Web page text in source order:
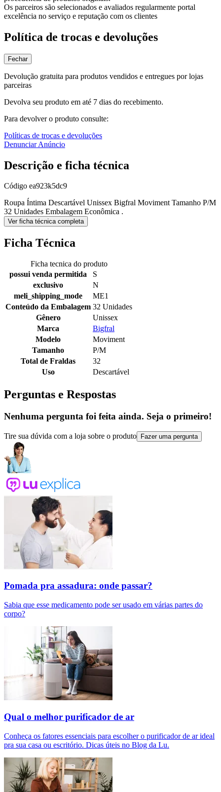
Os parceiros são selecionados e avaliados regularmente portal
excelência no serviço e reputação com os clientes
Política de trocas e devoluções
Fechar
Devolução gratuita para produtos vendidos e entregues por lojas
parceiras
Devolva seu produto em até 7 dias do recebimento.
Para devolver o produto consulte:
Políticas de trocas e devoluções
Denunciar Anúncio
Descrição e ficha técnica
Código ea923k5dc9
Roupa Íntima Descartável Unissex Bigfral Moviment Tamanho P/M
32 Unidades Embalagem Econômica .
Ver ficha técnica completa
Ficha Técnica
Ficha tecnica do produto
possui venda permitida
S
exclusivo
N
meli_shipping_mode
ME1
Conteúdo da Embalagem 32 Unidades
Gênero
Unissex
Marca
Bigfral
Modelo
Moviment
Tamanho
P/M
Total de Fraldas
32
Uso
Descartável
Perguntas e Respostas
Nenhuma pergunta foi feita ainda. Seja o primeiro!
Tire sua dúvida com a loja sobre o produto Fazer uma pergunta
Pomada pra assadura: onde passar?
Sabia que esse medicamento pode ser usado em várias partes do
corpo?
Qual o melhor purificador de ar​
Conheça os fatores essenciais para escolher o purificador de ar ideal
pra sua casa ou escritório. Dicas úteis no Blog da Lu.